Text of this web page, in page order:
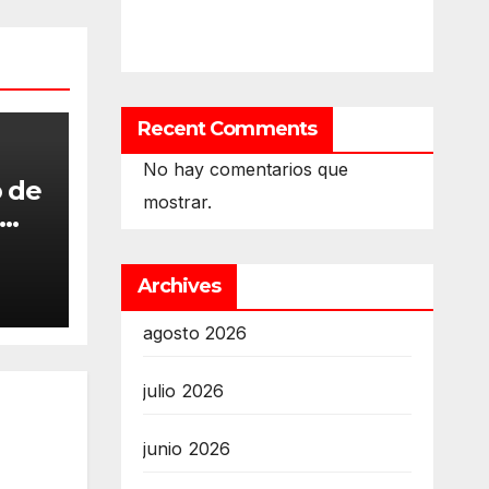
de
Recent Comments
No hay comentarios que
mostrar.
Archives
agosto 2026
julio 2026
junio 2026